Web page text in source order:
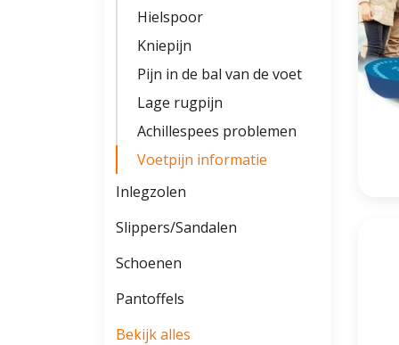
Hielspoor
Kniepijn
Pijn in de bal van de voet
Lage rugpijn
Achillespees problemen
Voetpijn informatie
Inlegzolen
Slippers/Sandalen
Schoenen
Pantoffels
Bekijk alles